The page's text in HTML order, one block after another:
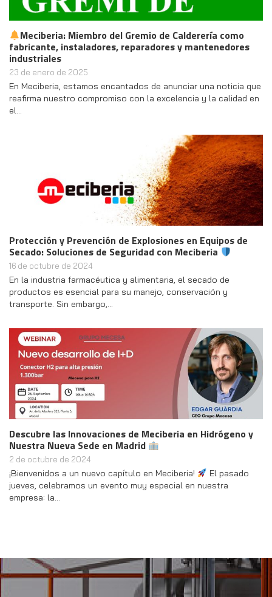
Meciberia: Miembro del Gremio de Calderería como
fabricante, instaladores, reparadores y mantenedores
industriales
23 de enero de 2025
En Meciberia, estamos encantados de anunciar una noticia que
reafirma nuestro compromiso con la excelencia y la calidad en
el…
Protección y Prevención de Explosiones en Equipos de
Secado: Soluciones de Seguridad con Meciberia
16 de octubre de 2024
En la industria farmacéutica y alimentaria, el secado de
productos es esencial para su manejo, conservación y
transporte. Sin embargo,…
Descubre las Innovaciones de Meciberia en Hidrógeno y
Nuestra Nueva Sede en Madrid
2 de octubre de 2024
¡Bienvenidos a un nuevo capítulo en Meciberia!
El pasado
jueves, celebramos un evento muy especial en nuestra
empresa: la…